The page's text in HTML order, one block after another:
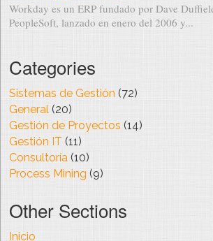
Workday es un ERP fundado por Dave
PeopleSoft, lanzado en enero del 2006 y...
Categories
Sistemas de Gestión (72)
General (20)
Gestión de Proyectos (14)
Gestión IT (11)
Consultoría(10)
Process Mining (9)
Other Sections
Inicio